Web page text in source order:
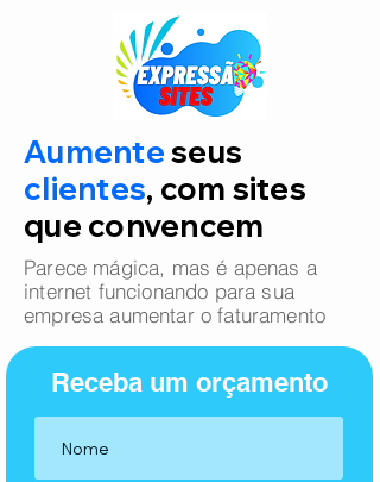
Aumenteseus
clientes, com sites
que convencem
Parece mágica, mas é apenas a
internet funcionando para sua
empresa aumentar o faturamento
Receba um orçamento